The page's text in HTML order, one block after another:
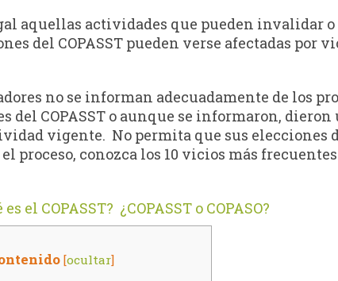
aquellas actividades que pueden invalidar
del COPASST pueden verse afectadas por
no se informan adecuadamente de los
del COPASST o aunque se informaron,
vigente. No permita que sus elecciones
proceso, conozca los 10 vicios más
es el COPASST? ¿COPASST o COPASO?
[ocultar]